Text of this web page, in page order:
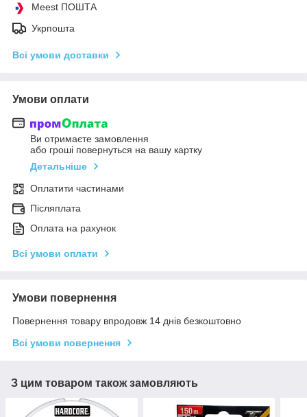
Meest ПОШТА
Укрпошта
Всі умови доставки
Умови оплати
Ви отримаєте замовлення
або гроші повернуться на вашу картку
Детальніше
Оплатити частинами
Післяплата
Оплата на рахунок
Всі умови оплати
Умови повернення
Повернення товару впродовж 14 днів безкоштовно
Всі умови повернення
З цим товаром також замовляють